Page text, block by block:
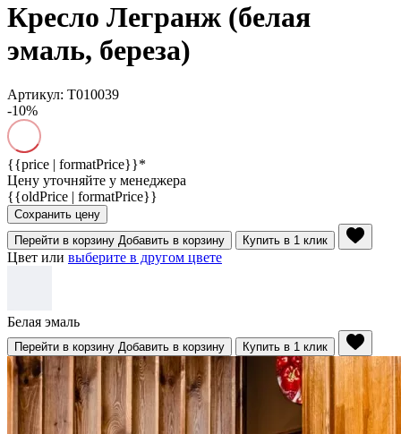
Кресло Легранж (белая
эмаль, береза)
Артикул: Т010039
-10%
{{price | formatPrice}}*
Цену уточняйте у менеджера
{{oldPrice | formatPrice}}
Сохранить цену
Перейти в корзину Добавить в корзину Купить в 1 клик
Цвет или выберите в другом цвете
Белая эмаль
Перейти в корзину Добавить в корзину Купить в 1 клик